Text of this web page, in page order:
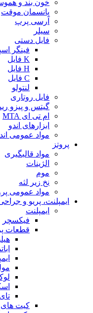
خون بند و
پانسمان موقت
آرسی پرپ
سیلر
فایل دستی
فینگر
K فایل
H فایل
C فایل
لنتولو
فایل روتاری
گیتس و پیزو
ام تی ای MTA
ابزارهای اندو
مواد عمومی
پروتز
مواد قالبگیری
الژینات
موم
نخ زیر لثه
مواد عمومی
ایمپلنت، پریو و
ایمپلنت
فیکسچر
قطعات
کیت